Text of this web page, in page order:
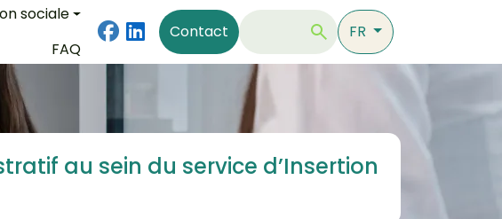
sociale
FAQ
Contact
Contact Rechercher
FR
au sein du service d’Insertion